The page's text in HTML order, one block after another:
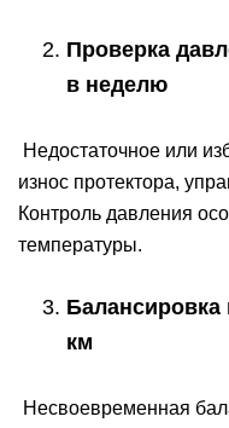
Проверка
в неделю
Недостаточное или
износ протектора,
Контроль давления
температуры.
Балансировка
км
Несвоевременная